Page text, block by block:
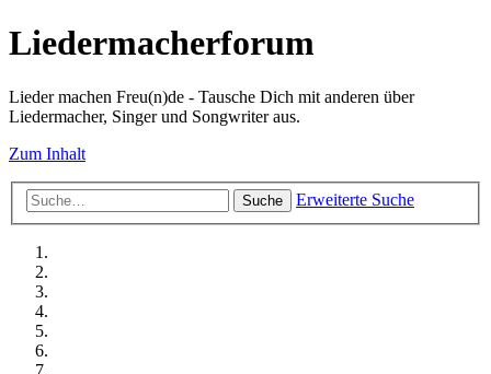
Liedermacherforum
Lieder machen Freu(n)de - Tausche Dich mit anderen über
Liedermacher, Singer und Songwriter aus.
Zum Inhalt
Suche Erweiterte Suche